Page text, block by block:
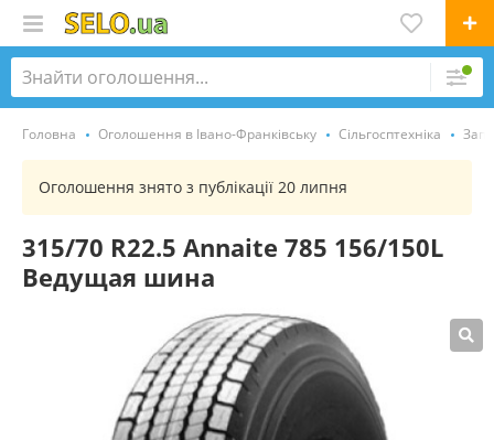
Головна Оголошення в Івано-Франківську Сільгосптехніка
Оголошення знято з публікації 20 липня
315/70 R22.5 Annaite 785 156/150L
Ведущая шина